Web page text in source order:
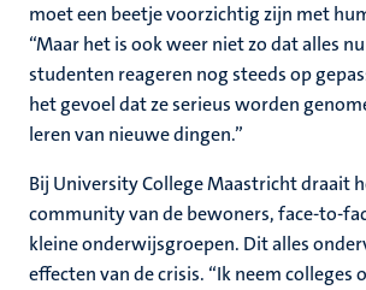
moet een beetje voorzichtig zijn met
“Maar het is ook weer niet zo dat alles
studenten reageren nog steeds op
het gevoel dat ze serieus worden
leren van nieuwe dingen.”
Bij University College Maastricht draait
community van de bewoners, face-to-
kleine onderwijsgroepen. Dit alles
effecten van de crisis. “Ik neem colleges